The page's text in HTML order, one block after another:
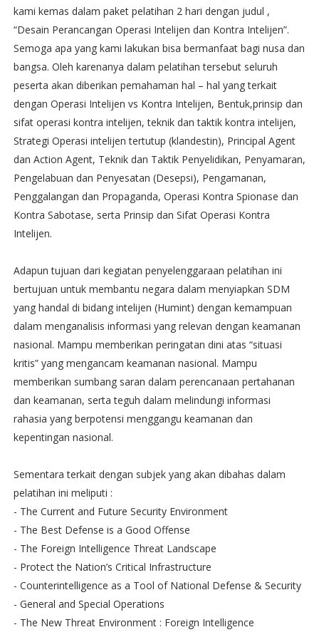
kami kemas dalam paket pelatihan 2 hari dengan judul ,
“Desain Perancangan Operasi Intelijen dan Kontra Intelijen”.
Semoga apa yang kami lakukan bisa bermanfaat bagi nusa dan
bangsa. Oleh karenanya dalam pelatihan tersebut seluruh
peserta akan diberikan pemahaman hal – hal yang terkait
dengan Operasi Intelijen vs Kontra Intelijen, Bentuk,prinsip dan
sifat operasi kontra intelijen, teknik dan taktik kontra intelijen,
Strategi Operasi intelijen tertutup (klandestin), Principal Agent
dan Action Agent, Teknik dan Taktik Penyelidikan, Penyamaran,
Pengelabuan dan Penyesatan (Desepsi), Pengamanan,
Penggalangan dan Propaganda, Operasi Kontra Spionase dan
Kontra Sabotase, serta Prinsip dan Sifat Operasi Kontra
Intelijen.
Adapun tujuan dari kegiatan penyelenggaraan pelatihan ini
bertujuan untuk membantu negara dalam menyiapkan SDM
yang handal di bidang intelijen (Humint) dengan kemampuan
dalam menganalisis informasi yang relevan dengan keamanan
nasional. Mampu memberikan peringatan dini atas “situasi
kritis” yang mengancam keamanan nasional. Mampu
memberikan sumbang saran dalam perencanaan pertahanan
dan keamanan, serta teguh dalam melindungi informasi
rahasia yang berpotensi menggangu keamanan dan
kepentingan nasional.
Sementara terkait dengan subjek yang akan dibahas dalam
pelatihan ini meliputi :
- The Current and Future Security Environment
- The Best Defense is a Good Offense
- The Foreign Intelligence Threat Landscape
- Protect the Nation’s Critical Infrastructure
- Counterintelligence as a Tool of National Defense & Security
- General and Special Operations
- The New Threat Environment : Foreign Intelligence